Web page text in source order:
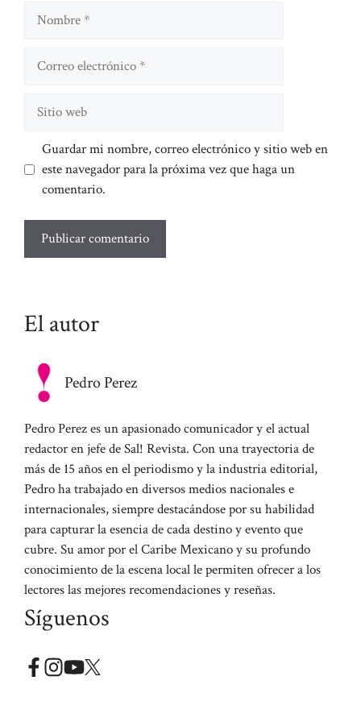
Nombre
Guardar mi nombre, correo electrónico y sitio web en
este navegador para la próxima vez que haga un
comentario.
El autor
Pedro Perez
Pedro Perez es un apasionado comunicador y el actual
redactor en jefe de Sal! Revista. Con una trayectoria de
más de 15 años en el periodismo y la industria editorial,
Pedro ha trabajado en diversos medios nacionales e
internacionales, siempre destacándose por su habilidad
para capturar la esencia de cada destino y evento que
cubre. Su amor por el Caribe Mexicano y su profundo
conocimiento de la escena local le permiten ofrecer a los
lectores las mejores recomendaciones y reseñas.
Síguenos